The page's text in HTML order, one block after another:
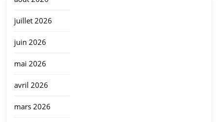
juillet 2026
juin 2026
mai 2026
avril 2026
mars 2026